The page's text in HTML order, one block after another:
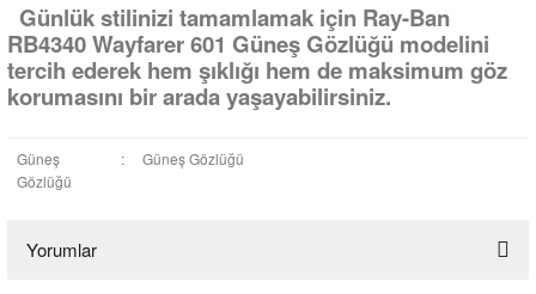
Günlük stilinizi tamamlamak için Ray-Ban
RB4340 Wayfarer 601 Güneş Gözlüğü modelini
tercih ederek hem şıklığı hem de maksimum göz
korumasını bir arada yaşayabilirsiniz.
Güneş
Gözlüğü
: Güneş Gözlüğü
Yorumlar